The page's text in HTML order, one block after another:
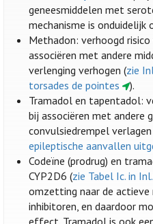
geneesmiddelen met
mechanisme is onduidelijk
Methadon: verhoogd risico
associëren met andere
verlenging verhogen (zie
torsades de pointes
).
Tramadol en tapentadol:
bij associëren met andere
convulsiedrempel
epileptische aanvallen
Codeïne (prodrug) en
CYP2D6 (zie Tabel Ic. in
omzetting naar de
inhibitoren, en daardoor
effect. Tramadol is ook